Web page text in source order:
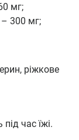
мг;
300 мг;
ріжкове
час їжі.